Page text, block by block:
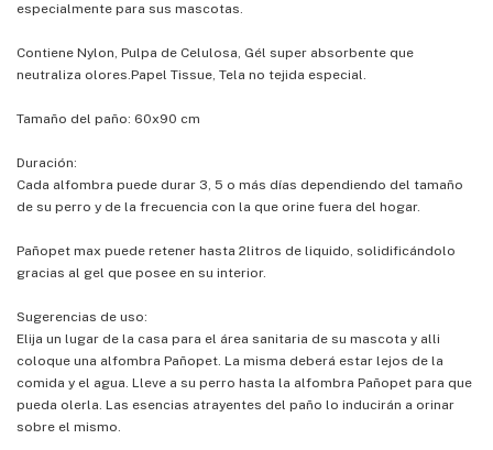
especialmente para sus mascotas.
Contiene Nylon, Pulpa de Celulosa, Gél super absorbente que
neutraliza olores.Papel Tissue, Tela no tejida especial.
Tamaño del paño: 60x90 cm
Duración:
Cada alfombra puede durar 3, 5 o más días dependiendo del tamaño
de su perro y de la frecuencia con la que orine fuera del hogar.
Pañopet max puede retener hasta 2litros de liquido, solidificándolo
gracias al gel que posee en su interior.
Sugerencias de uso:
Elija un lugar de la casa para el área sanitaria de su mascota y alli
coloque una alfombra Pañopet. La misma deberá estar lejos de la
comida y el agua. Lleve a su perro hasta la alfombra Pañopet para que
pueda olerla. Las esencias atrayentes del paño lo inducirán a orinar
sobre el mismo.